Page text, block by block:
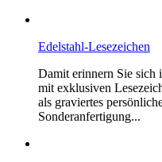
Edelstahl-Lesezeichen
Damit erinnern Sie sich
mit exklusiven
als graviertes
Sonderanfertigung...